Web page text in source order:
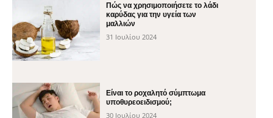
Πώς να χρησιμοποιήσετε το λάδι
καρύδας για την υγεία των
μαλλιών
31 Ιουλίου 2024
Είναι το ροχαλητό σύμπτωμα
υποθυρεοειδισμού;
30 Ιουλίου 2024